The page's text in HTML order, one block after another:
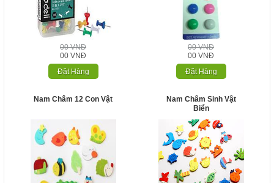
00 VNĐ
00 VNĐ
Đặt Hàng
00 VNĐ
00 VNĐ
Đặt Hàng
Nam Châm 12 Con Vật
Nam Châm Sinh Vật
Biển